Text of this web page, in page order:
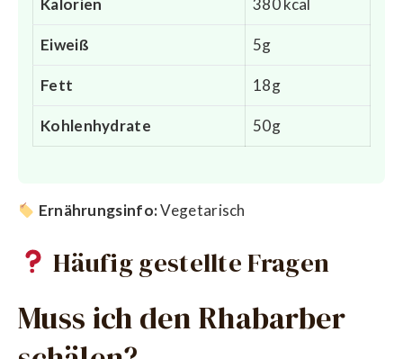
Eiweiß 5g
Fett 18g
Kohlenhydrate 50g
Ernährungsinfo:Vegetarisch
Häufig gestellte Fragen
Muss ich den Rhabarber